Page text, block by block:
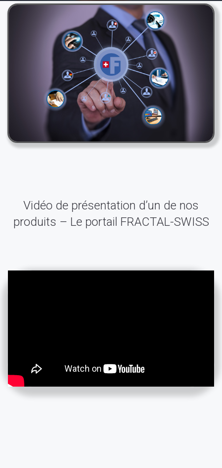
Vidéo de présentation d’un de nos
produits – Le portail FRACTAL-SWISS